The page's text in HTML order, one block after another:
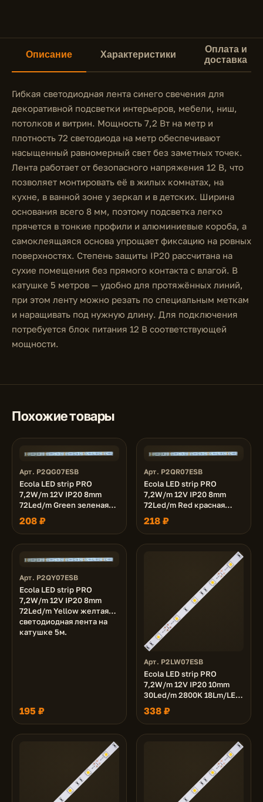
Описание Характеристики
Оплата и
доставка
Гибкая светодиодная лента синего свечения для
декоративной подсветки интерьеров, мебели, ниш,
потолков и витрин. Мощность 7,2 Вт на метр и
плотность 72 светодиода на метр обеспечивают
насыщенный равномерный свет без заметных точек.
Лента работает от безопасного напряжения 12 В, что
позволяет монтировать её в жилых комнатах, на
кухне, в ванной зоне у зеркал и в детских. Ширина
основания всего 8 мм, поэтому подсветка легко
прячется в тонкие профили и алюминиевые короба, а
самоклеящаяся основа упрощает фиксацию на ровных
поверхностях. Степень защиты IP20 рассчитана на
сухие помещения без прямого контакта с влагой. В
катушке 5 метров — удобно для протяжённых линий,
при этом ленту можно резать по специальным меткам
и наращивать под нужную длину. Для подключения
потребуется блок питания 12 В соответствующей
мощности.
Похожие товары
Арт. P2QG07ESB
Ecola LED strip PRO
7,2W/m 12V IP20 8mm
72Led/m Green зеленая
светодиодная лента на
катушке 5м.
208 ₽
Арт. P2QR07ESB
Ecola LED strip PRO
7,2W/m 12V IP20 8mm
72Led/m Red красная
светодиодная лента на
катушке 5м.
218 ₽
Арт. P2QY07ESB
Ecola LED strip PRO
7,2W/m 12V IP20 8mm
72Led/m Yellow желтая
светодиодная лента на
катушке 5м.
195 ₽
Арт. P2LW07ESB
Ecola LED strip PRO
7,2W/m 12V IP20 10mm
30Led/m 2800K 18Lm/LED
540Lm/m светодиодная
лента на катушке 5м.
338 ₽